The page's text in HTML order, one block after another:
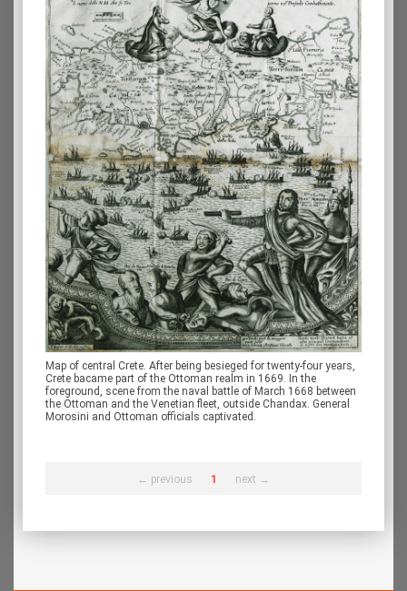
Map of central Crete. After being besieged for twenty-four years,
Crete bacame part of the Ottoman realm in 1669. In the
foreground, scene from the naval battle of March 1668 between
the Ottoman and the Venetian fleet, outside Chandax. General
Morosini and Ottoman officials captivated.
← previous 1 next →